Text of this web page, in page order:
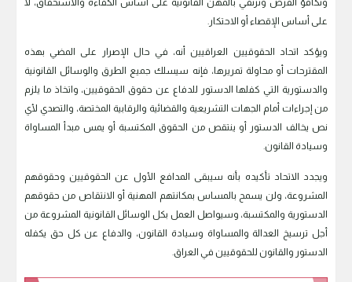
وتكافؤ الفرص وترتقي بالمهن القانونية على أساس الكفاءة والاستحقاق، لا
على أساس الإقصاء أو الاحتكار.
ويؤكد اتحاد الحقوقيين العراقيين أنه، في حال الإصرار على المضي بهذه
المقترحات أو محاولة تمريرها، فإنه سيسلك جميع الطرق والوسائل القانونية
والدستورية التي كفلها الدستور للدفاع عن حقوق الحقوقيين، واتخاذ ما يلزم
من إجراءات أمام الجهات التشريعية والقضائية والرقابية المختصة، والتصدي لأي
نص يخالف الدستور أو ينتقص من الحقوق المكتسبة أو يمس مبدأ المساواة
وسيادة القانون.
ويجدد الاتحاد تأكيده بأنه سيبقى المدافع الأول عن الحقوقيين وحقوقهم
المشروعة، ولن يسمح بالمساس بمكانتهم المهنية أو الانتقاص من حقوقهم
الدستورية والمكتسبة، وسيواصل العمل بكل الوسائل القانونية المشروعة من
أجل ترسيخ العدالة والمساواة وسيادة القانون، والدفاع عن كل حق يكفله
الدستور والقانون للحقوقيين في العراق.